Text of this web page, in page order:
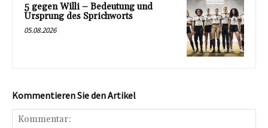
5 gegen Willi – Bedeutung und
Ursprung des Sprichworts
05.08.2026
Kommentieren Sie den Artikel